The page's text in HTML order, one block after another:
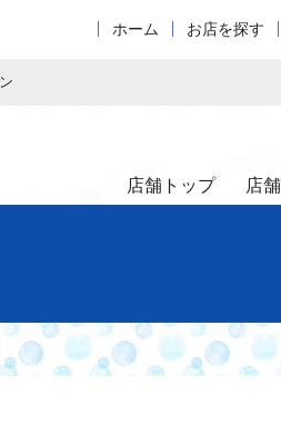
ホーム お店を探す
店舗トップ 店